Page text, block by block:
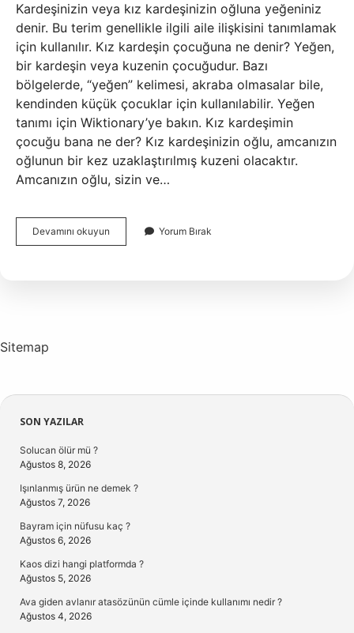
Kardeşinizin veya kız kardeşinizin oğluna yeğeniniz
denir. Bu terim genellikle ilgili aile ilişkisini tanımlamak
için kullanılır. Kız kardeşin çocuğuna ne denir? Yeğen,
bir kardeşin veya kuzenin çocuğudur. Bazı
bölgelerde, “yeğen” kelimesi, akraba olmasalar bile,
kendinden küçük çocuklar için kullanılabilir. Yeğen
tanımı için Wiktionary’ye bakın. Kız kardeşimin
çocuğu bana ne der? Kız kardeşinizin oğlu, amcanızın
oğlunun bir kez uzaklaştırılmış kuzeni olacaktır.
Amcanızın oğlu, sizin ve…
Devamını okuyun
Ogluna
Yorum Bırak
Sitemap
Sidebar
SON YAZILAR
Solucan ölür mü ?
Ağustos 8, 2026
Işınlanmış ürün ne demek ?
Ağustos 7, 2026
Bayram için nüfusu kaç ?
Ağustos 6, 2026
Kaos dizi hangi platformda ?
Ağustos 5, 2026
Ava giden avlanır atasözünün cümle içinde kullanımı nedir ?
Ağustos 4, 2026